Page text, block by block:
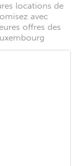
locations de
avec
offres des